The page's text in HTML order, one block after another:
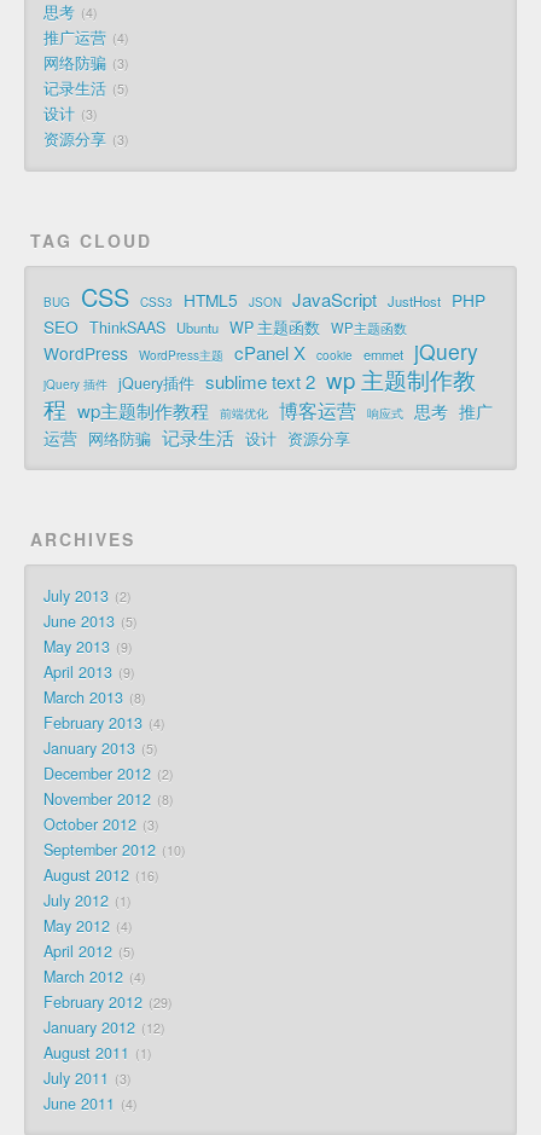
思考 4
推广运营 4
网络防骗 3
记录生活 5
设计 3
资源分享 3
TAG CLOUD
BUG CSS CSS3 HTML5 JSON JavaScript JustHost
PHP
SEO ThinkSAAS Ubuntu WP 主题函数 WP主题函数
WordPress WordPress主题 cPanel X cookie emmet jQuery
jQuery 插件 jQuery插件 sublime text 2 wp 主题制作教
程 wp主题制作教程 前端优化 博客运营 响应式 思考 推广
运营 网络防骗 记录生活 设计 资源分享
ARCHIVES
July 2013 2
June 2013 5
May 2013 9
April 2013 9
March 2013 8
February 2013 4
January 2013 5
December 2012 2
November 2012 8
October 2012 3
September 2012 10
August 2012 16
July 2012 1
May 2012 4
April 2012 5
March 2012 4
February 2012 29
January 2012 12
August 2011 1
July 2011 3
June 2011 4